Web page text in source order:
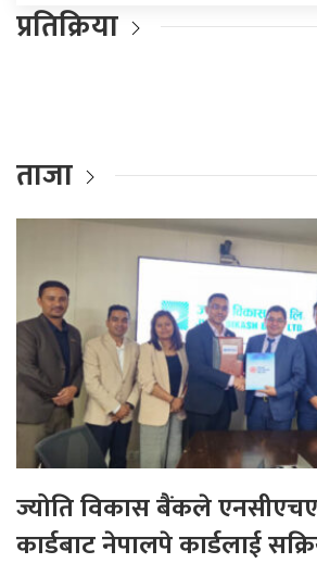
प्रतिक्रिया
ताजा
ज्योति विकास बैंकले
कार्डबाट नेपालपे कार्डलाई